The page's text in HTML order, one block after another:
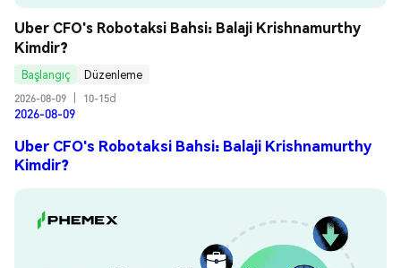
Uber CFO's Robotaksi Bahsi: Balaji Krishnamurthy
Kimdir?
Başlangıç
Düzenleme
2026-08-09
10-15d
2026-08-09
Uber CFO's Robotaksi Bahsi: Balaji Krishnamurthy
Kimdir?